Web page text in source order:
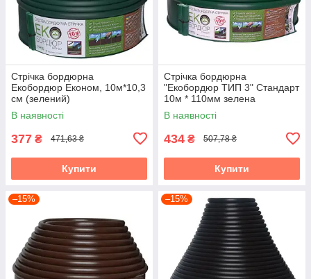
Стрічка бордюрна
Екобордюр Економ, 10м*10,3
см (зелений)
В наявності
377 ₴ 471,63 ₴
Купити
Стрічка бордюрна
"Екобордюр ТИП 3" Стандарт
10м * 110мм зелена
В наявності
434 ₴ 507,78 ₴
Купити
–15% –15%